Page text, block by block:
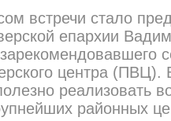
встречи стало
епархии
центра (ПВЦ).
реализовать
районных